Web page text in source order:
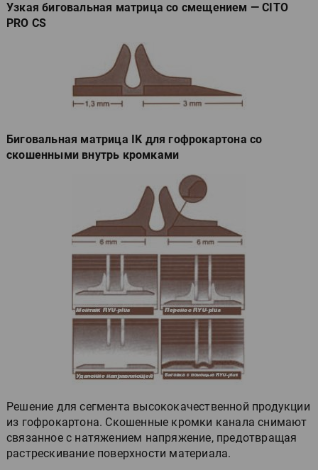
Узкая биговальная матрица со смещением — CITO
PRO CS
Биговальная матрица IK для гофрокартона со
скошенными внутрь кромками
Решение для сегмента высококачественной продукции
из гофрокартона. Скошенные кромки канала снимают
связанное с натяжением напряжение, предотвращая
растрескивание поверхности материала.